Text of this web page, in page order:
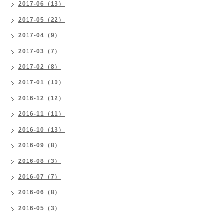
2017-06（13）
2017-05（22）
2017-04（9）
2017-03（7）
2017-02（8）
2017-01（10）
2016-12（12）
2016-11（11）
2016-10（13）
2016-09（8）
2016-08（3）
2016-07（7）
2016-06（8）
2016-05（3）